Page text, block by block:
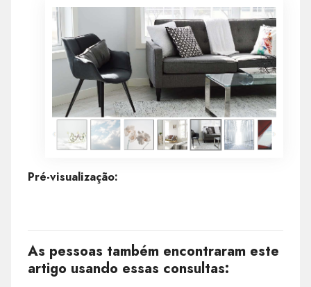
Pré-visualização:
As pessoas também encontraram este
artigo usando essas consultas: